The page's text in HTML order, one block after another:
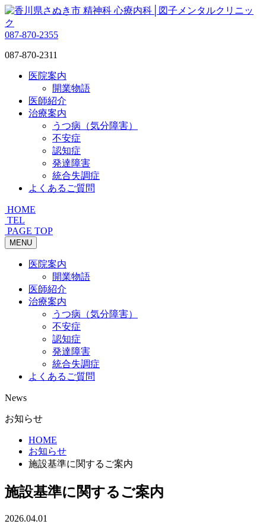
087-870-2355
087-870-2311
医院案内
開業物語
医師紹介
治療案内
うつ病（気分障害）
不安症
認知症
発達障害
統合失調症
よくあるご質問
HOME
TEL
PAGE TOP
MENU
医院案内
開業物語
医師紹介
治療案内
うつ病（気分障害）
不安症
認知症
発達障害
統合失調症
よくあるご質問
News
お知らせ
HOME
お知らせ
施設基準に関するご案内
施設基準に関するご案内
2026.04.01